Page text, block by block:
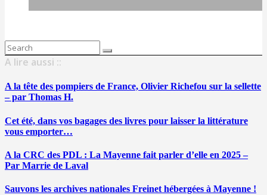
Search
for:
A lire aussi ::
A la tête des pompiers de France, Olivier Richefou sur la sellette
– par Thomas H.
Cet été, dans vos bagages des livres pour laisser la littérature
vous emporter…
A la CRC des PDL : La Mayenne fait parler d’elle en 2025 –
Par Marrie de Laval
Sauvons les archives nationales Freinet hébergées à Mayenne !